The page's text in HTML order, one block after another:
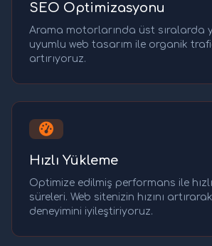
SEO Optimizasyonu
Arama motorlarında üst sıralarda
uyumlu web tasarım ile organik
artırıyoruz.
Hızlı Yükleme
Optimize edilmiş performans ile
süreleri. Web sitenizin hızını
deneyimini iyileştiriyoruz.